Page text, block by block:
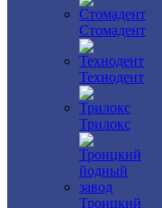
Стомадент
Технодент
Трилокс
Троицкий